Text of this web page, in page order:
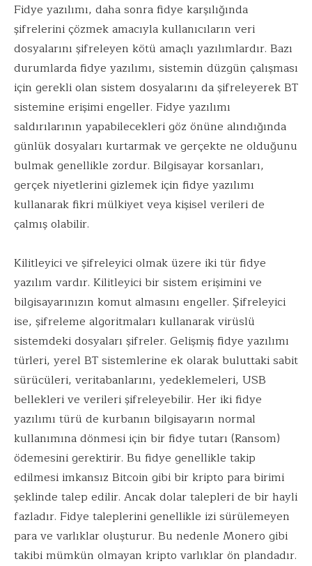
Fidye yazılımı, daha sonra fidye karşılığında
şifrelerini çözmek amacıyla kullanıcıların veri
dosyalarını şifreleyen kötü amaçlı yazılımlardır. Bazı
durumlarda fidye yazılımı, sistemin düzgün çalışması
için gerekli olan sistem dosyalarını da şifreleyerek BT
​​sistemine erişimi engeller. Fidye yazılımı
saldırılarının yapabilecekleri göz önüne alındığında
günlük dosyaları kurtarmak ve gerçekte ne olduğunu
bulmak genellikle zordur. Bilgisayar korsanları,
gerçek niyetlerini gizlemek için fidye yazılımı
kullanarak fikri mülkiyet veya kişisel verileri de
çalmış olabilir.
Kilitleyici ve şifreleyici olmak üzere iki tür fidye
yazılım vardır. Kilitleyici bir sistem erişimini ve
bilgisayarınızın komut almasını engeller. Şifreleyici
ise, şifreleme algoritmaları kullanarak virüslü
sistemdeki dosyaları şifreler. Gelişmiş fidye yazılımı
türleri, yerel BT sistemlerine ek olarak buluttaki sabit
sürücüleri, veritabanlarını, yedeklemeleri, USB
bellekleri ve verileri şifreleyebilir. Her iki fidye
yazılımı türü de kurbanın bilgisayarın normal
kullanımına dönmesi için bir fidye tutarı (Ransom)
ödemesini gerektirir. Bu fidye genellikle takip
edilmesi imkansız Bitcoin gibi bir kripto para birimi
şeklinde talep edilir. Ancak dolar talepleri de bir hayli
fazladır. Fidye taleplerini genellikle izi sürülemeyen
para ve varlıklar oluşturur. Bu nedenle Monero gibi
takibi mümkün olmayan kripto varlıklar ön plandadır.